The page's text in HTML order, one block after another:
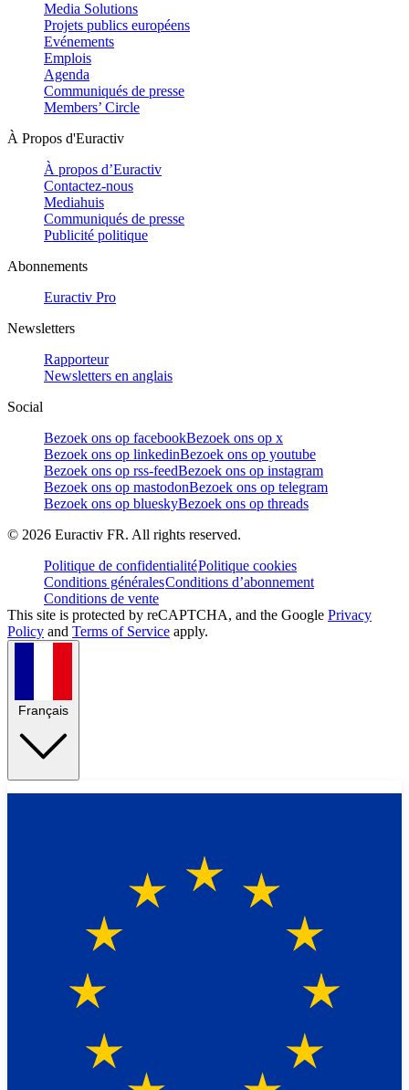
Media Solutions
Projets publics européens
Evénements
Emplois
Agenda
Communiqués de presse
Members’ Circle
À Propos d'Euractiv
À propos d’Euractiv
Contactez-nous
Mediahuis
Communiqués de presse
Publicité politique
Abonnements
Euractiv Pro
Newsletters
Rapporteur
Newsletters en anglais
Social
Bezoek ons op facebookBezoek ons op x
Bezoek ons op linkedinBezoek ons op youtube
Bezoek ons op rss-feedBezoek ons op instagram
Bezoek ons op mastodonBezoek ons op telegram
Bezoek ons op blueskyBezoek ons op threads
© 2026 Euractiv FR. All rights reserved.
Politique de confidentialitéPolitique cookies
Conditions généralesConditions d’abonnement
Conditions de vente
This site is protected by reCAPTCHA, and the Google Privacy
Policy and Terms of Service apply.
Français